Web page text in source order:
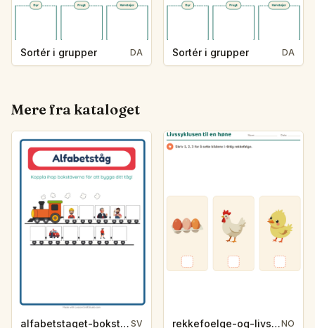
Sortér i grupper DA Sortér i grupper DA
Mere fra kataloget
alfabetstaget-bokstavsledtrad-yrken-4317 SV rekkefoelge-og-livssykluser-g1203NO